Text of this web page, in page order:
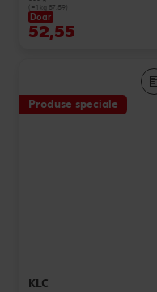
(=1 kg 87.59)
Doar
52,55
Produse speciale
KLC